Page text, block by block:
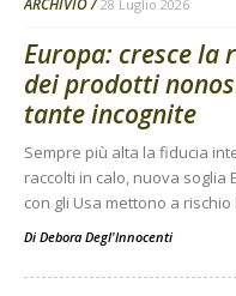
ARCHIVIO 28 Luglio 2026
Europa: cresce la
dei prodotti
tante incognite
Sempre più alta la fiducia
raccolti in calo, nuova soglia
con gli Usa mettono a
Di Debora Degl'Innocenti